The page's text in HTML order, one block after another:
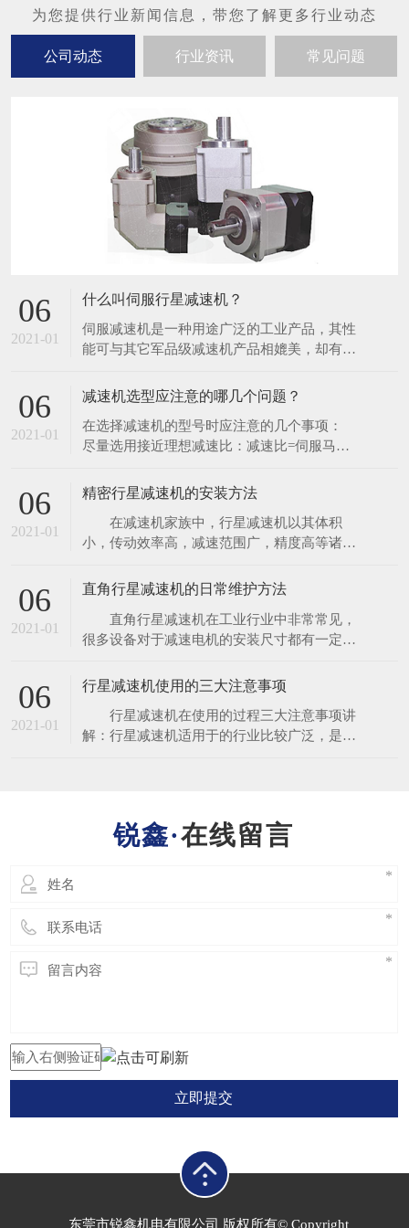
公司动态 行业资讯 常见问题
06
2021-01
什么叫伺服行星减速机？
伺服减速机是一种用途广泛的工业产品，其性
能可与其它军品级减速机产品相媲美，却有着
合。 该减速器体积小、重量轻，承载能力
高，使用寿命长、运转平稳，噪声低。具有功
率分流、多齿啮合独用的特性。最大输入功率
可达104kW。适用于起重运输、工程机械、冶
06
2021-01
减速机选型应注意的哪几个问题？
在选择减速机的型号时应注意的几个事项：
尽量选用接近理想减速比：减速比=伺服马达
的寿命而言,扭力计算非常重要,并且要注意加
速度的最大转矩值(TP),是否超过减速机之最大
负载扭力. 适用功率通常为市面上的伺服机种
的适用功率,减速机的适用性很高,工作系数都
06
2021-01
精密行星减速机的安装方法
在减速机家族中，行星减速机以其体积
小，传动效率高，减速范围广，精度高等诸多
动系统中。其作用就是在保证精密传动的前提
载/电机的转动惯量比。在过去几年里，有的
用户在使用减速机时，由于安装等人为因素，
06
2021-01
直角行星减速机的日常维护方法
直角行星减速机在工业行业中非常常见，
很多设备对于减速电机的安装尺寸都有一定的
的是平行轴减速机，就会凸出来一大块，既不
用直角减速机了，直角减速机采用的是准双曲
面减速结构，传动效率达到90%以上，远远超
06
2021-01
行星减速机使用的三大注意事项
行星减速机在使用的过程三大注意事项讲
解：行星减速机适用于的行业比较广泛，是减
速机一定要安装通气帽 使用前应将最高
在线留言
立即提交
东莞市锐鑫机电有限公司 版权所有© Copyright